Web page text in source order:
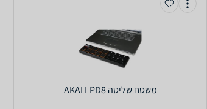
‏משטח שליטה AKAI LPD8